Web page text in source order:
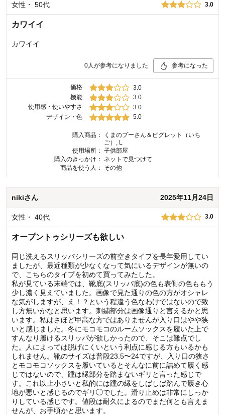
女性 ・ 50代 3.0
カワイイ
カワイイ
0人が参考になりました 参考になった
価格
3.0
機能
3.0
使用感・使いやすさ
3.0
デザイン・色
5.0
購入商品：
くまのプーさん＆ピグレット（いち
ご）, L
使用場所： 子供部屋
購入のきっかけ：
ネットで見つけて
商品を使う人：
その他
nikiさん 2025年11月24日
女性 ・ 40代 3.0
オープントゥシリーズも欲しい
同じ洗えるスリッパシリーズの前空きタイプを長年愛用してい
ましたが、最近種類が少なくなって気にいるデザインが無いの
で、こちらのタイプを初めて買ってみたした。
私が見ている末端では、靴底(スリッパ底)の色も表側の色ももう
少し濃く見えていました。画像で見た通りの色の方がオシャレ
な気がしますが、え！？という程違う色なわけではないので致
し方無いかなと思います。刺繍部分は画像通りと言えるかと思
います。私はさほど甲高な方ではありませんが入り口はやや狭
いと感じました。冬にモコモコのルームソックスを履いた上で
すんなり履けるスリッパが欲しかったので、そこは難点でし
た。人によっては脱げにくいという利点に感じる方もいるかも
しれません。靴のサイズは普段23.5〜24ですが、入り口の狭さ
とモコモコソックスを履いているとそんなに前に詰めて履く感
じではないので、踵は縁部分を踏まないギリと言った感じで
す。これ以上小さいと私的には踵の縁をしばしば踏んで履き心
地が悪いと感じるのでギリ◯でした。滑り止めは非常にしっか
りしている感じです。値段は耐久によるのでまだ何とも言えま
せんが、お手頃かと思います。